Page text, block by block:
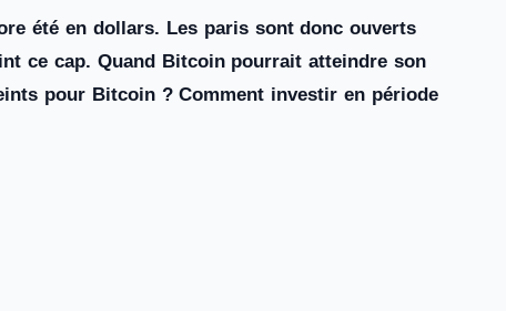
été en dollars. Les paris sont donc ouverts
ce cap. Quand Bitcoin pourrait atteindre son
pour Bitcoin ? Comment investir en période